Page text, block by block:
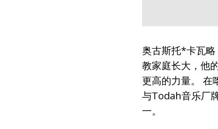
奥古斯托*卡瓦
教家庭长大，他
更高的力量。 在
与Todah音乐厂
一。